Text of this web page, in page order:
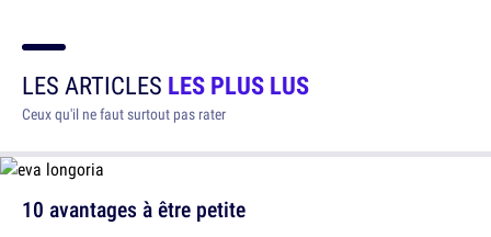
LES ARTICLES LES PLUS LUS
Ceux qu'il ne faut surtout pas rater
10 avantages à être petite